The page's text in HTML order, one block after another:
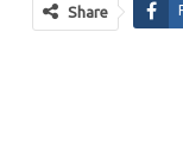
Share